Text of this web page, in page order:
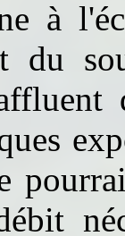
à
du